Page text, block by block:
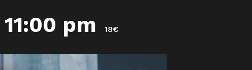
11:00 pm 18€